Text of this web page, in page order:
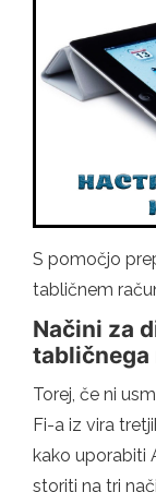
S pomočjo
tabličnem
Načini za
tabličnega
Torej, če ni
Fi-a iz vira
kako uporabiti
storiti na tri